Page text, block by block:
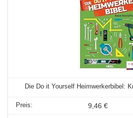
Die Do it Yourself Heimwerkerbibel:
9,46 €